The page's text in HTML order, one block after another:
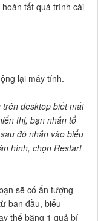
tất quá trình cài
lại máy tính.
desktop biết mất
thị, bạn nhấn tổ
đó nhấn vào biểu
hình, chọn Restart
sẽ có ấn tượng
ban đầu, biểu
thế bằng 1 quả bí